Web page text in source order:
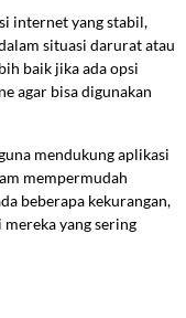
internet yang stabil,
situasi darurat atau
baik jika ada opsi
agar bisa digunakan
mendukung aplikasi
mempermudah
beberapa kekurangan,
yang sering